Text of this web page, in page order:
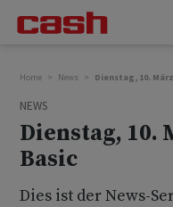
Home News Dienstag, 10.
NEWS
Dienstag, 10.
Basic
Dies ist der News-